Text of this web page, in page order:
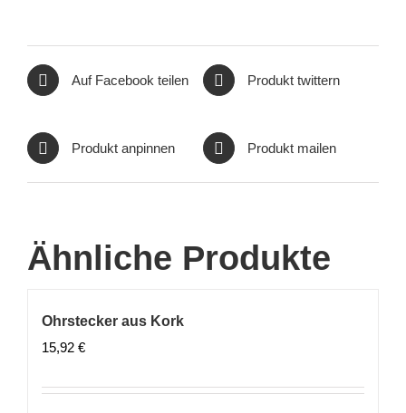
Auf Facebook teilen Produkt twittern
Produkt anpinnen Produkt mailen
Ähnliche Produkte
Ohrstecker aus Kork
15,92 €